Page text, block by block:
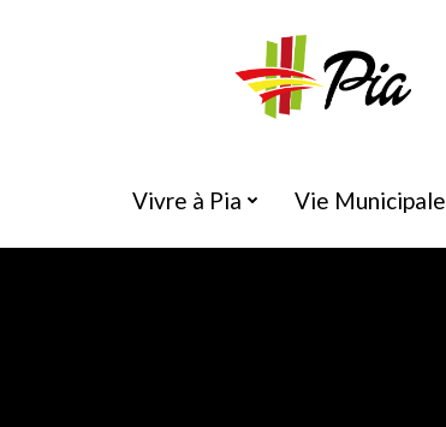
Vivre à Pia Vie Municipale